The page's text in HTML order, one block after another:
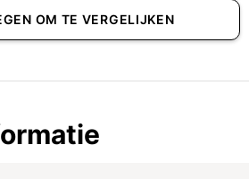
OM TE VERGELIJKEN